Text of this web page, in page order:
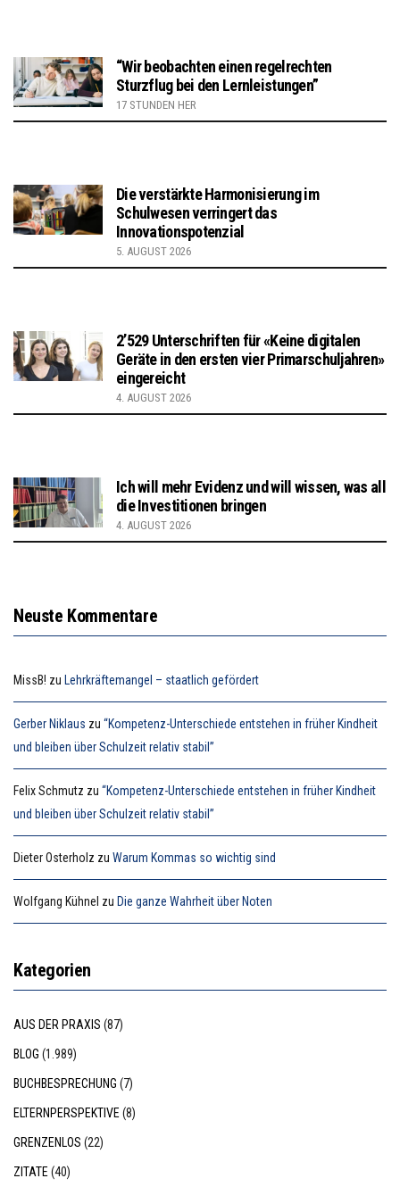
“Wir beobachten einen regelrechten
Sturzflug bei den Lernleistungen”
17 STUNDEN HER
Die verstärkte Harmonisierung im
Schulwesen verringert das
Innovationspotenzial
5. AUGUST 2026
2’529 Unterschriften für «Keine digitalen
Geräte in den ersten vier Primarschuljahren»
eingereicht
4. AUGUST 2026
Ich will mehr Evidenz und will wissen, was all
die Investitionen bringen
4. AUGUST 2026
Neuste Kommentare
MissB! zu Lehrkräftemangel – staatlich gefördert
Gerber Niklaus zu “Kompetenz-Unterschiede entstehen in früher Kindheit
und bleiben über Schulzeit relativ stabil”
Felix Schmutz zu “Kompetenz-Unterschiede entstehen in früher Kindheit
und bleiben über Schulzeit relativ stabil”
Dieter Osterholz zu Warum Kommas so wichtig sind
Wolfgang Kühnel zu Die ganze Wahrheit über Noten
Kategorien
AUS DER PRAXIS (87)
BLOG (1.989)
BUCHBESPRECHUNG (7)
ELTERNPERSPEKTIVE (8)
GRENZENLOS (22)
ZITATE (40)